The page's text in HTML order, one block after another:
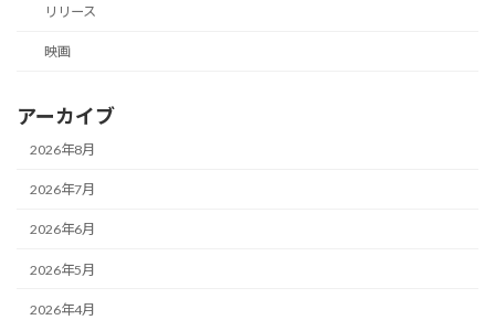
リリース
映画
アーカイブ
2026年8月
2026年7月
2026年6月
2026年5月
2026年4月